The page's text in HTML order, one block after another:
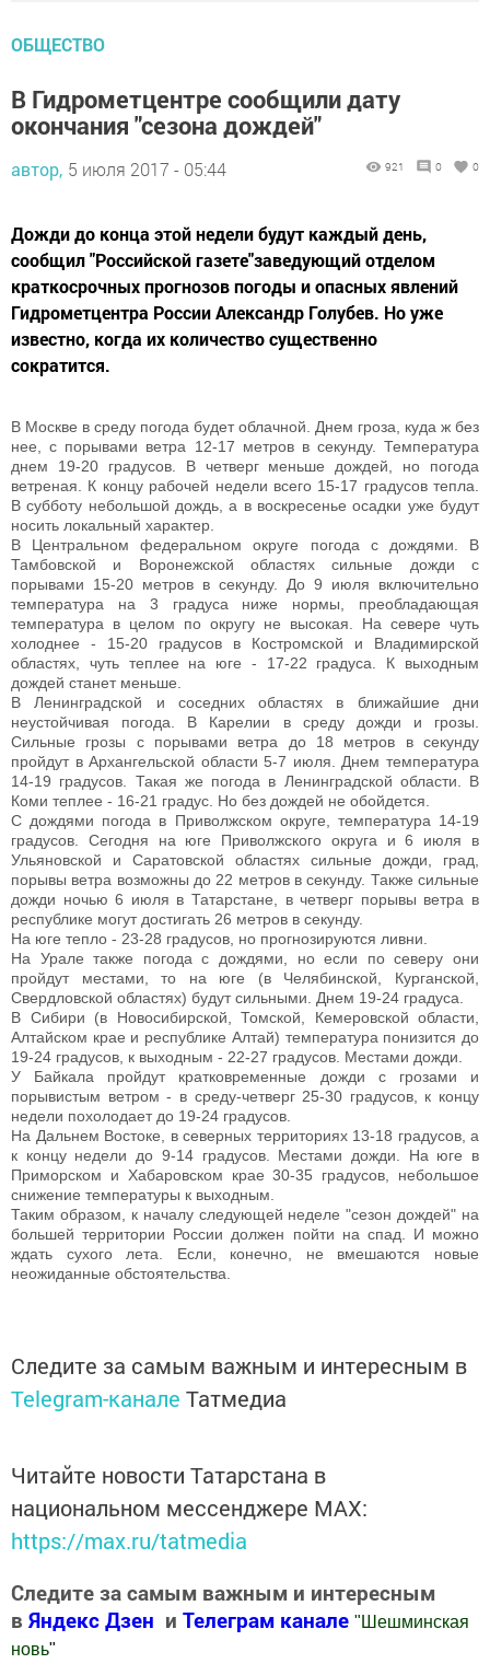
ОБЩЕСТВО
В Гидрометцентре сообщили дату
окончания "сезона дождей"
автор, 5 июля 2017 - 05:44 921 0 0
Дожди до конца этой недели будут каждый день,
сообщил "Российской газете"заведующий отделом
краткосрочных прогнозов погоды и опасных явлений
Гидрометцентра России Александр Голубев. Но уже
известно, когда их количество существенно
сократится.
В Москве в среду погода будет облачной. Днем гроза, куда ж без
нее, с порывами ветра 12-17 метров в секунду. Температура
днем 19-20 градусов. В четверг меньше дождей, но погода
ветреная. К концу рабочей недели всего 15-17 градусов тепла.
В субботу небольшой дождь, а в воскресенье осадки уже будут
носить локальный характер.
В Центральном федеральном округе погода с дождями. В
Тамбовской и Воронежской областях сильные дожди с
порывами 15-20 метров в секунду. До 9 июля включительно
температура на 3 градуса ниже нормы, преобладающая
температура в целом по округу не высокая. На севере чуть
холоднее - 15-20 градусов в Костромской и Владимирской
областях, чуть теплее на юге - 17-22 градуса. К выходным
дождей станет меньше.
В Ленинградской и соседних областях в ближайшие дни
неустойчивая погода. В Карелии в среду дожди и грозы.
Сильные грозы с порывами ветра до 18 метров в секунду
пройдут в Архангельской области 5-7 июля. Днем температура
14-19 градусов. Такая же погода в Ленинградской области. В
Коми теплее - 16-21 градус. Но без дождей не обойдется.
С дождями погода в Приволжском округе, температура 14-19
градусов. Сегодня на юге Приволжского округа и 6 июля в
Ульяновской и Саратовской областях сильные дожди, град,
порывы ветра возможны до 22 метров в секунду. Также сильные
дожди ночью 6 июля в Татарстане, в четверг порывы ветра в
республике могут достигать 26 метров в секунду.
На юге тепло - 23-28 градусов, но прогнозируются ливни.
На Урале также погода с дождями, но если по северу они
пройдут местами, то на юге (в Челябинской, Курганской,
Свердловской областях) будут сильными. Днем 19-24 градуса.
В Сибири (в Новосибирской, Томской, Кемеровской области,
Алтайском крае и республике Алтай) температура понизится до
19-24 градусов, к выходным - 22-27 градусов. Местами дожди.
У Байкала пройдут кратковременные дожди с грозами и
порывистым ветром - в среду-четверг 25-30 градусов, к концу
недели похолодает до 19-24 градусов.
На Дальнем Востоке, в северных территориях 13-18 градусов, а
к концу недели до 9-14 градусов. Местами дожди. На юге в
Приморском и Хабаровском крае 30-35 градусов, небольшое
снижение температуры к выходным.
Таким образом, к началу следующей неделе "сезон дождей" на
большей территории России должен пойти на спад. И можно
ждать сухого лета. Если, конечно, не вмешаются новые
неожиданные обстоятельства.
Следите за самым важным и интересным в
Telegram-канале Татмедиа
Читайте новости Татарстана в
национальном мессенджере MАХ:
https://max.ru/tatmedia
Следите за самым важным и интересным
в Яндекс Дзен и Телеграм канале " Шешминская
новь"